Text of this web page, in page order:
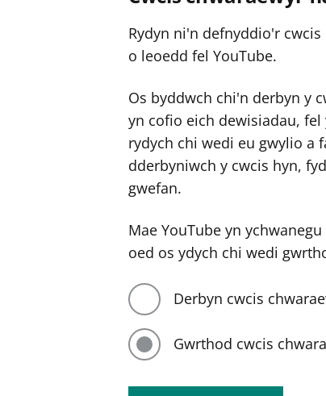
Rydyn ni'n defnyddio'r
o leoedd fel YouTube.
Os byddwch chi'n derbyn y
yn cofio eich dewisiadau,
rydych chi wedi eu gwylio a
dderbyniwch y cwcis hyn,
gwefan.
Mae YouTube yn
oed os ydych chi wedi
Derbyn cwcis
Gwrthod cwcis